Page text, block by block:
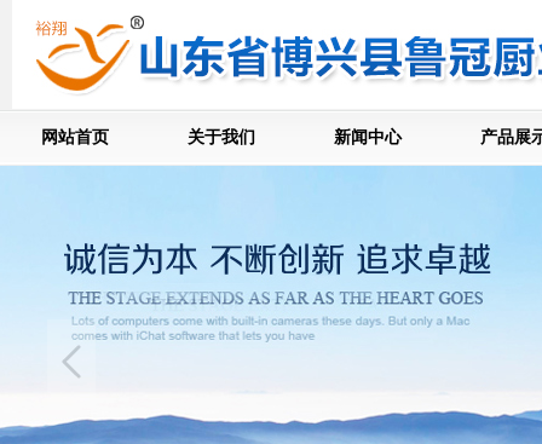
网站首页 关于我们 新闻中心 产品展